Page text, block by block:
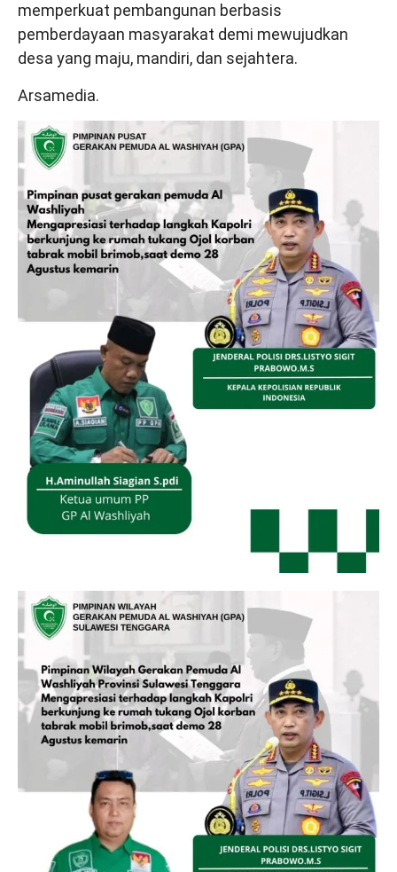
memperkuat pembangunan berbasis
pemberdayaan masyarakat demi mewujudkan
desa yang maju, mandiri, dan sejahtera.
Arsamedia.